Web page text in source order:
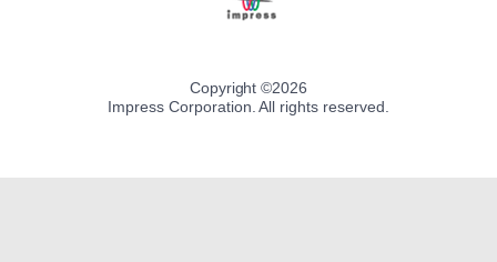
Copyright ©2026
Impress Corporation. All rights reserved.